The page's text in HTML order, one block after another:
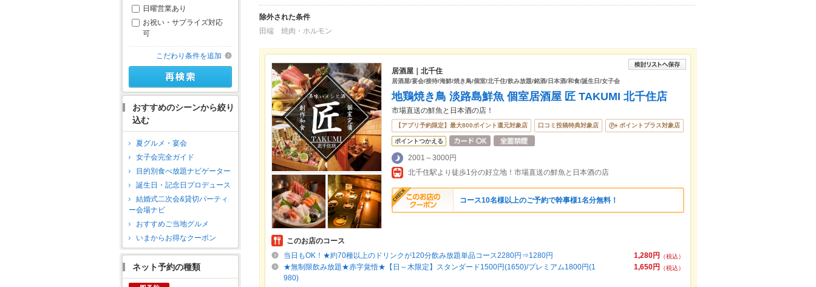
日曜営業あり
お祝い・サプライズ対応
可
こだわり条件を追加
おすすめのシーンから絞り
込む
夏グルメ・宴会
女子会完全ガイド
目的別食べ放題ナビゲーター
誕生日・記念日プロデュース
結婚式二次会&貸切パーティ
ー会場ナビ
おすすめご当地グルメ
いまからお得なクーポン
ネット予約の種類
除外された条件
田端 焼肉・ホルモン
居酒屋｜北千住
居酒屋/宴会/接待/海鮮/焼き鳥/個室/北千住/飲み放題/銘酒/日本酒/和食/誕生日/女子会
地鶏焼き鳥 淡路島鮮魚 個室居酒屋 匠 TAKUMI 北千住店
市場直送の鮮魚と日本酒の店！
【アプリ予約限定】最大800ポイント還元対象店 口コミ投稿特典対象店 ポイントプラス対象店
ポイントつかえる
2001～3000円
北千住駅より徒歩1分の好立地！市場直送の鮮魚と日本酒の店
コース10名様以上のご予約で幹事様1名分無料！
このお店のコース
1,280円
（税込）
当日もOK！★約70種以上のドリンクが120分飲み放題単品コース2280円⇒1280円
1,650円
（税込）
★無制限飲み放題★赤字覚悟★【日～木限定】スタンダード1500円(1650)/プレミアム1800円(1
980)